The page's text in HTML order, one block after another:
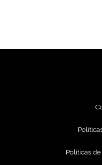
Políticas